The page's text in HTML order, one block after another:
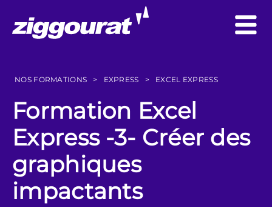
NOS FORMATIONS > EXPRESS > EXCEL EXPRESS
Formation Excel
Express -3- Créer des
graphiques
impactants